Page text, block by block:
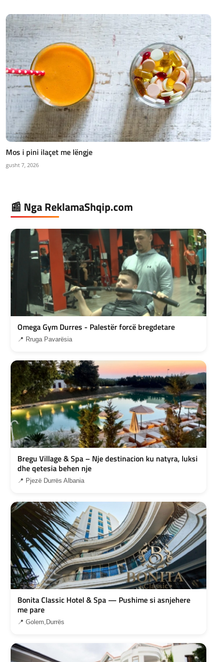
Mos i pini ilaçet me lëngje
gusht 7, 2026
📰 Nga ReklamaShqip.com
Omega Gym Durres - Palestër forcë bregdetare
📍 Rruga Pavarësia
Bregu Village & Spa – Nje destinacion ku natyra, luksi
dhe qetesia behen nje
📍 Pjezë Durrës Albania
Bonita Classic Hotel & Spa — Pushime si asnjehere
me pare
📍 Golem,Durrës